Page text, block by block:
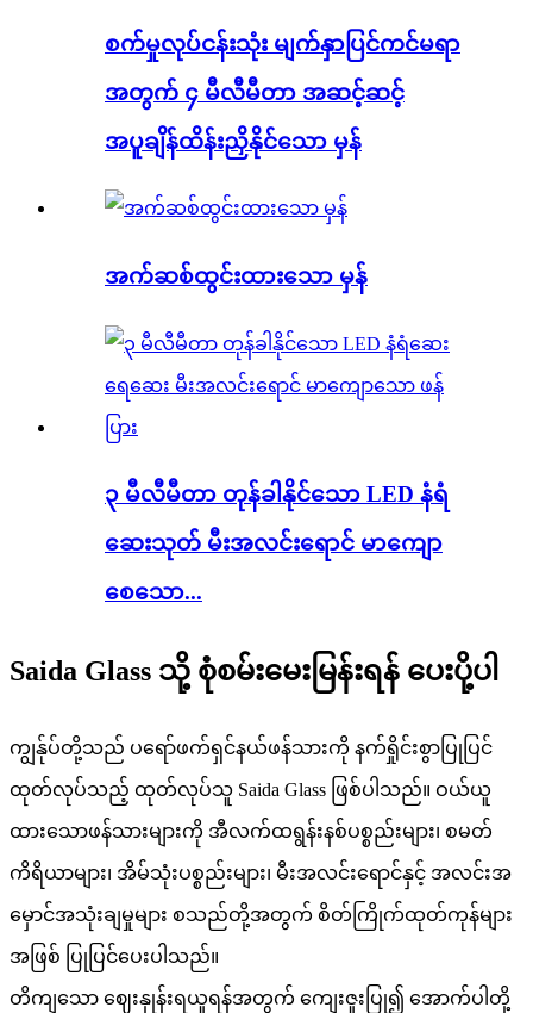
စက်မှုလုပ်ငန်းသုံး မျက်နှာပြင်ကင်မရာ
အတွက် ၄ မီလီမီတာ အဆင့်ဆင့်
အပူချိန်ထိန်းညှိနိုင်သော မှန်
အက်ဆစ်ထွင်းထားသော မှန်
၃ မီလီမီတာ တုန်ခါနိုင်သော LED နံရံ
ဆေးသုတ် မီးအလင်းရောင် မာကျော
စေသော...
Saida Glass သို့ စုံစမ်းမေးမြန်းရန် ပေးပို့ပါ
ကျွန်ုပ်တို့သည် ပရော်ဖက်ရှင်နယ်ဖန်သားကို နက်ရှိုင်းစွာပြုပြင်
ထုတ်လုပ်သည့် ထုတ်လုပ်သူ Saida Glass ဖြစ်ပါသည်။ ဝယ်ယူ
ထားသောဖန်သားများကို အီလက်ထရွန်းနစ်ပစ္စည်းများ၊ စမတ်
ကိရိယာများ၊ အိမ်သုံးပစ္စည်းများ၊ မီးအလင်းရောင်နှင့် အလင်းအ
မှောင်အသုံးချမှုများ စသည်တို့အတွက် စိတ်ကြိုက်ထုတ်ကုန်များ
အဖြစ် ပြုပြင်ပေးပါသည်။
တိကျသော ဈေးနှုန်းရယူရန်အတွက် ကျေးဇူးပြု၍ အောက်ပါတို့